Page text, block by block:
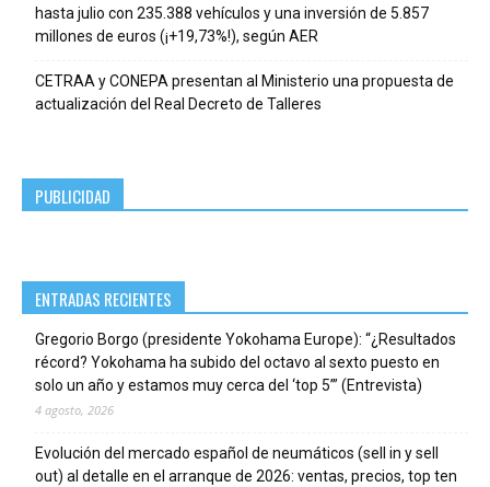
hasta julio con 235.388 vehículos y una inversión de 5.857
millones de euros (¡+19,73%!), según AER
CETRAA y CONEPA presentan al Ministerio una propuesta de
actualización del Real Decreto de Talleres
PUBLICIDAD
ENTRADAS RECIENTES
Gregorio Borgo (presidente Yokohama Europe): “¿Resultados
récord? Yokohama ha subido del octavo al sexto puesto en
solo un año y estamos muy cerca del ‘top 5’” (Entrevista)
4 agosto, 2026
Evolución del mercado español de neumáticos (sell in y sell
out) al detalle en el arranque de 2026: ventas, precios, top ten